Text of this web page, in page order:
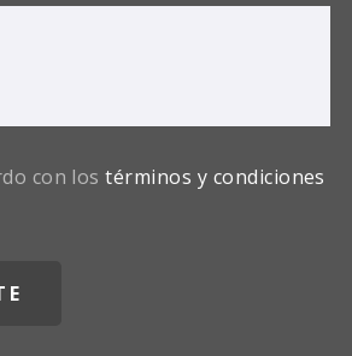
con lostérminos y condiciones